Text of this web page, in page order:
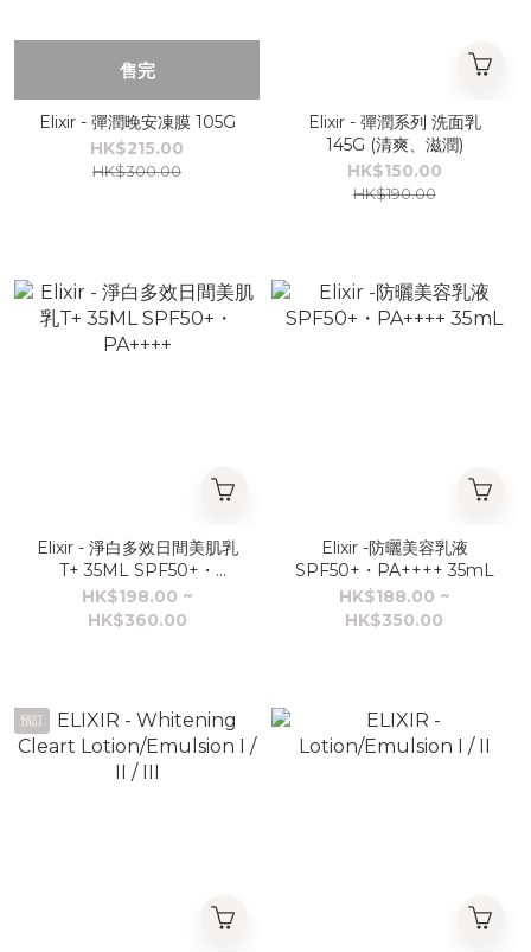
售完
Elixir - 彈潤晚安凍膜 105G
HK$215.00
HK$300.00
Elixir - 彈潤系列 洗面乳
145G (清爽、滋潤)
HK$150.00
HK$190.00
Elixir - 淨白多效日間美肌乳
T+ 35ML SPF50+・
PA++++
HK$198.00 ~
HK$360.00
Elixir -防曬美容乳液
SPF50+・PA++++ 35mL
HK$188.00 ~
HK$350.00
預訂